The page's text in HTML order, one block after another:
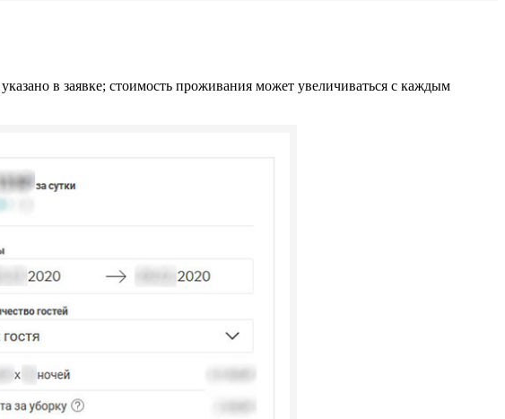
в заявке; стоимость проживания может увеличиваться с каждым